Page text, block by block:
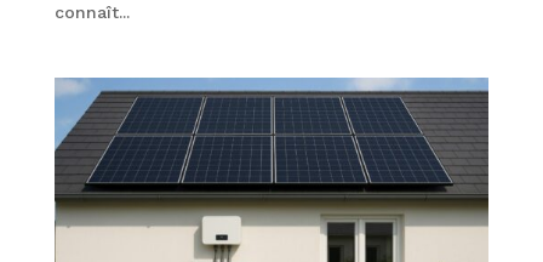
connaît...